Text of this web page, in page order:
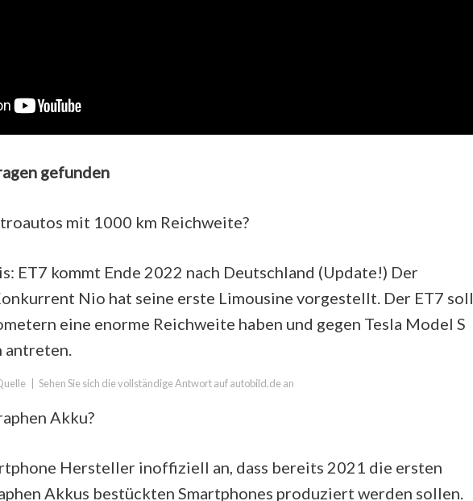
gefunden
mit 1000 km Reichweite?
ET7 kommt Ende 2022 nach Deutschland (Update!) Der
Nio hat seine erste Limousine vorgestellt. Der ET7 soll
eine enorme Reichweite haben und gegen Tesla Model S
antreten.
Sehen Sie sich die vollständige Antwort auf autobild.de an
Akku?
Hersteller inoffiziell an, dass bereits 2021 die ersten
Akkus bestückten Smartphones produziert werden sollen.